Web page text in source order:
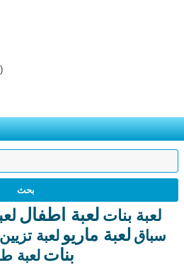
(5 مرات اللعب)
لعبة بنات لعبة اطفال
سباق لعبة ماريو لعبة تزيين
بنات لعبة